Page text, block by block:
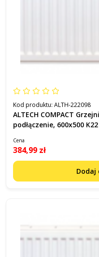
Kod produktu: ALTH-222098
ALTECH COMPACT
podłączenie, 600x500
Cena
384,99 zł
Dodaj